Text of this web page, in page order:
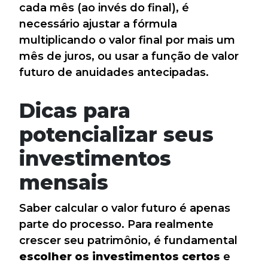
cada mês (ao invés do final), é
necessário ajustar a fórmula
multiplicando o valor final por mais um
mês de juros, ou usar a função de valor
futuro de anuidades antecipadas.
Dicas para
potencializar seus
investimentos
mensais
Saber calcular o valor futuro é apenas
parte do processo. Para realmente
crescer seu patrimônio, é fundamental
escolher os investimentos certos e